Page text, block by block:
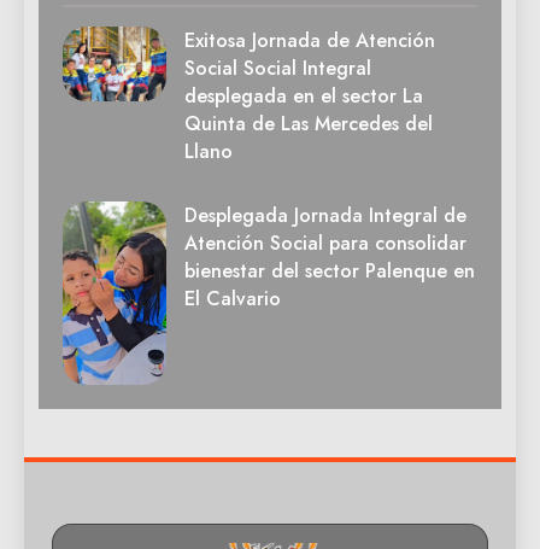
Exitosa Jornada de Atención
Social Social Integral
desplegada en el sector La
Quinta de Las Mercedes del
Llano
Desplegada Jornada Integral de
Atención Social para consolidar
bienestar del sector Palenque en
El Calvario